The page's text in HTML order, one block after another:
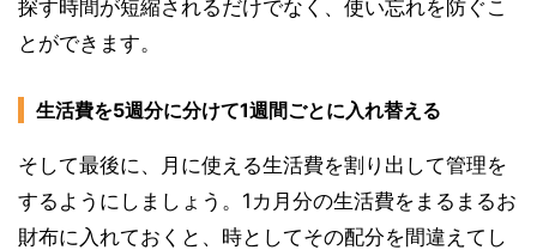
探す時間が短縮されるだけでなく、使い忘れを防ぐこ
とができます。
生活費を5週分に分けて1週間ごとに入れ替える
そして最後に、月に使える生活費を割り出して管理を
するようにしましょう。1カ月分の生活費をまるまるお
財布に入れておくと、時としてその配分を間違えてし